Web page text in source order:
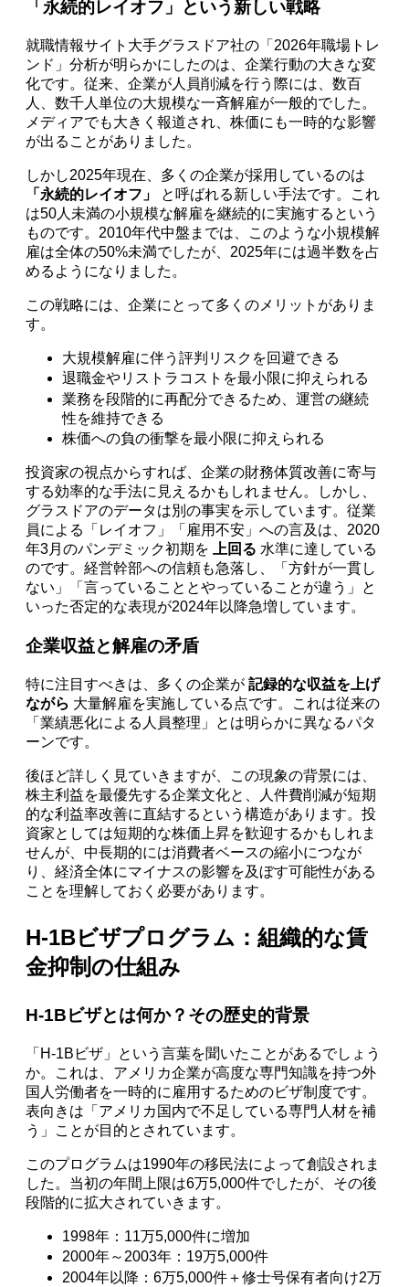
「永続的レイオフ」という新しい戦略
就職情報サイト大手グラスドア社の「2026年職場トレ
ンド」分析が明らかにしたのは、企業行動の大きな変
化です。従来、企業が人員削減を行う際には、数百
人、数千人単位の大規模な一斉解雇が一般的でした。
メディアでも大きく報道され、株価にも一時的な影響
が出ることがありました。
しかし2025年現在、多くの企業が採用しているのは
「永続的レイオフ」
と呼ばれる新しい手法です。これ
は50人未満の小規模な解雇を継続的に実施するという
ものです。2010年代中盤までは、このような小規模解
雇は全体の50%未満でしたが、2025年には過半数を占
めるようになりました。
この戦略には、企業にとって多くのメリットがありま
す。
大規模解雇に伴う評判リスクを回避できる
退職金やリストラコストを最小限に抑えられる
業務を段階的に再配分できるため、運営の継続
性を維持できる
株価への負の衝撃を最小限に抑えられる
投資家の視点からすれば、企業の財務体質改善に寄与
する効率的な手法に見えるかもしれません。しかし、
グラスドアのデータは別の事実を示しています。従業
員による「レイオフ」「雇用不安」への言及は、2020
年3月のパンデミック初期を上回る 水準に達している
のです。経営幹部への信頼も急落し、「方針が一貫し
ない」「言っていることとやっていることが違う」と
いった否定的な表現が2024年以降急増しています。
企業収益と解雇の矛盾
特に注目すべきは、多くの企業が記録的な収益を上げ
ながら 大量解雇を実施している点です。これは従来の
「業績悪化による人員整理」とは明らかに異なるパタ
ーンです。
後ほど詳しく見ていきますが、この現象の背景には、
株主利益を最優先する企業文化と、人件費削減が短期
的な利益率改善に直結するという構造があります。投
資家としては短期的な株価上昇を歓迎するかもしれま
せんが、中長期的には消費者ベースの縮小につなが
り、経済全体にマイナスの影響を及ぼす可能性がある
ことを理解しておく必要があります。
H-1Bビザプログラム：組織的な賃
金抑制の仕組み
H-1Bビザとは何か？その歴史的背景
「H-1Bビザ」という言葉を聞いたことがあるでしょう
か。これは、アメリカ企業が高度な専門知識を持つ外
国人労働者を一時的に雇用するためのビザ制度です。
表向きは「アメリカ国内で不足している専門人材を補
う」ことが目的とされています。
このプログラムは1990年の移民法によって創設されま
した。当初の年間上限は6万5,000件でしたが、その後
段階的に拡大されていきます。
1998年：11万5,000件に増加
2000年～2003年：19万5,000件
2004年以降：6万5,000件＋修士号保有者向け2万